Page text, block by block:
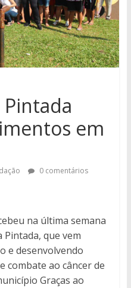
em
0 comentários
na última semana
Pintada, que vem
e desenvolvendo
combate ao câncer de
Graças ao